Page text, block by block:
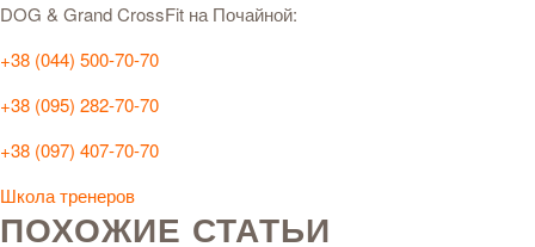
DOG & Grand CrossFit на Почайной:
+38 (044) 500-70-70
+38 (095) 282-70-70
+38 (097) 407-70-70
Школа тренеров
ПОХОЖИЕ СТАТЬИ